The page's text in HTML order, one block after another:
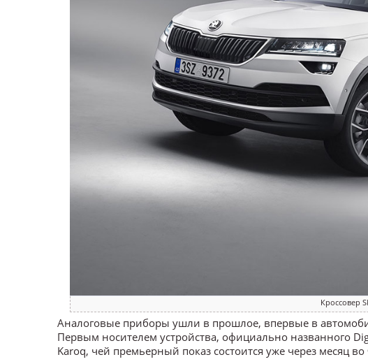
Кроссовер
Аналоговые приборы ушли в прошлое, впервые в
Первым носителем устройства, официально названного
Karoq, чей премьерный показ состоится уже через месяц